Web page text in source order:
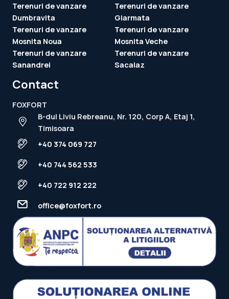
Terenuri de vanzare
Dumbravita
Terenuri de vanzare
Giarmata
Terenuri de vanzare
Mosnita Noua
Terenuri de vanzare
Mosnita Veche
Terenuri de vanzare
Sanandrei
Terenuri de vanzare
Sacalaz
Contact
FOXFORT
B-dul Liviu Rebreanu, Nr. 120, Corp A, Etaj 1,
Timisoara
+40 374 069 727
+40 744 562 533
+40 722 912 222
office@foxfort.ro